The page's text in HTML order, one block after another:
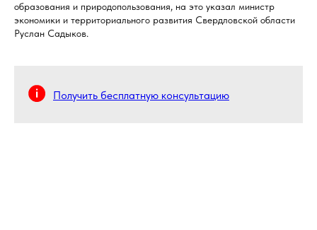
образования и природопользования, на это указал министр
экономики и территориального развития Свердловской области
Руслан Садыков.
Получить бесплатную консультацию